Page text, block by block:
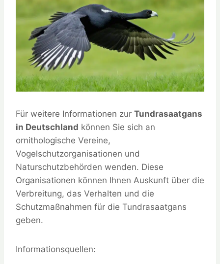
Für weitere Informationen zur Tundrasaatgans
in Deutschland können Sie sich an
ornithologische Vereine,
Vogelschutzorganisationen und
Naturschutzbehörden wenden. Diese
Organisationen können Ihnen Auskunft über die
Verbreitung, das Verhalten und die
Schutzmaßnahmen für die Tundrasaatgans
geben.
Informationsquellen: